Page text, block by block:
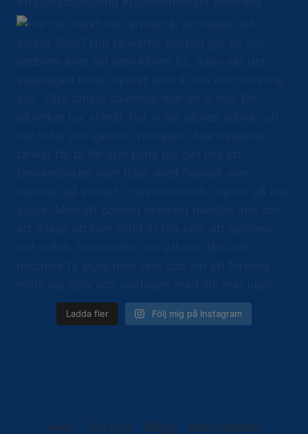
Ladda fler Följ mig på Instagram
Hem Om mig Blogg Mina tjänster